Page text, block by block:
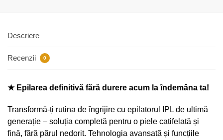
Descriere
Recenzii 0
★ Epilarea definitivă fără durere acum la îndemâna ta!
Transformă-ți rutina de îngrijire cu epilatorul IPL de ultimă
generație – soluția completă pentru o piele catifelată și
fină, fără părul nedorit. Tehnologia avansată și funcțiile